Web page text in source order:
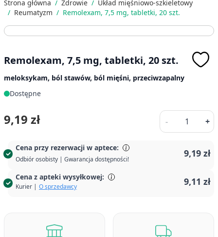
Strona główna / Zdrowie / Układ mięśniowo-szkieletowy
/ Reumatyzm / Remolexam, 7,5 mg, tabletki, 20 szt.
Remolexam, 7,5 mg, tabletki, 20 szt.
meloksykam, ból stawów, ból mięśni, przeciwzapalny
Dostępne
Cena przy rezerwacji w aptece:
Odbiór osobisty | Gwarancja dostępności!
9,19 zł
Cena z apteki wysyłkowej:
Kurier | O sprzedawcy 9,11 zł
9,19 zł -
Ilość
+